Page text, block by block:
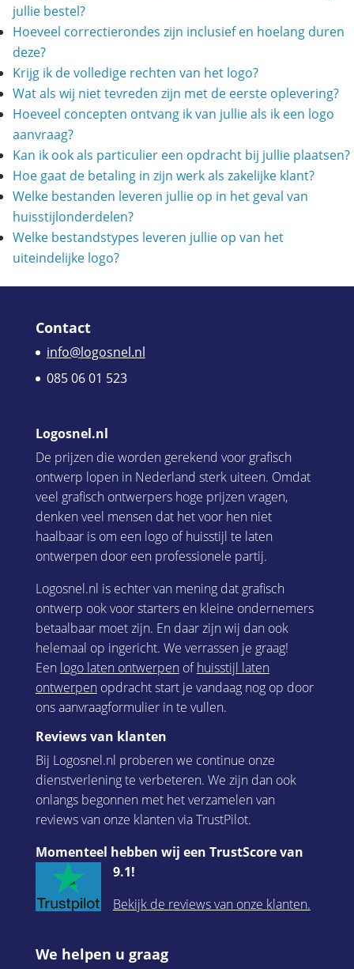
jullie bestel?
Hoeveel correctierondes zijn inclusief en hoelang duren
deze?
Krijg ik de volledige rechten van het logo?
Wat als wij niet tevreden zijn met de eerste oplevering?
Hoeveel concepten ontvang ik van jullie als ik een logo
aanvraag?
Kan ik ook als particulier een opdracht bij jullie plaatsen?
Hoe gaat de betaling in zijn werk als zakelijke klant?
Welke bestanden leveren jullie op in het geval van
huisstijlonderdelen?
Welke bestandstypes leveren jullie op van het
uiteindelijke logo?
Contact
info@logosnel.nl
085 06 01 523
Logosnel.nl
De prijzen die worden gerekend voor grafisch
ontwerp lopen in Nederland sterk uiteen. Omdat
veel grafisch ontwerpers hoge prijzen vragen,
denken veel mensen dat het voor hen niet
haalbaar is om een logo of huisstijl te laten
ontwerpen door een professionele partij.
Logosnel.nl is echter van mening dat grafisch
ontwerp ook voor starters en kleine ondernemers
betaalbaar moet zijn. En daar zijn wij dan ook
helemaal op ingericht. We verrassen je graag!
Een logo laten ontwerpenofhuisstijl laten
ontwerpenopdracht start je vandaag nog op door
ons aanvraagformulier in te vullen.
Reviews van klanten
Bij Logosnel.nl proberen we continue onze
dienstverlening te verbeteren. We zijn dan ook
onlangs begonnen met het verzamelen van
reviews van onze klanten via TrustPilot.
Momenteel hebben wij een TrustScore van
9.1!
Bekijk de reviews van onze klanten.
We helpen u graag